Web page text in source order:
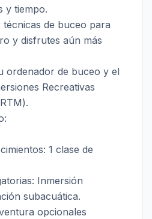
y tiempo.
de buceo para
y disfrutes aún más
ordenador de buceo y el
Recreativas
1 clase de
Inmersión
subacuática.
opcionales